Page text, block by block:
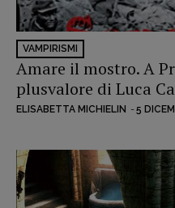
VAMPIRISMI
Amare il mostro. A
plusvalore di Luca
ELISABETTA MICHIELIN -5